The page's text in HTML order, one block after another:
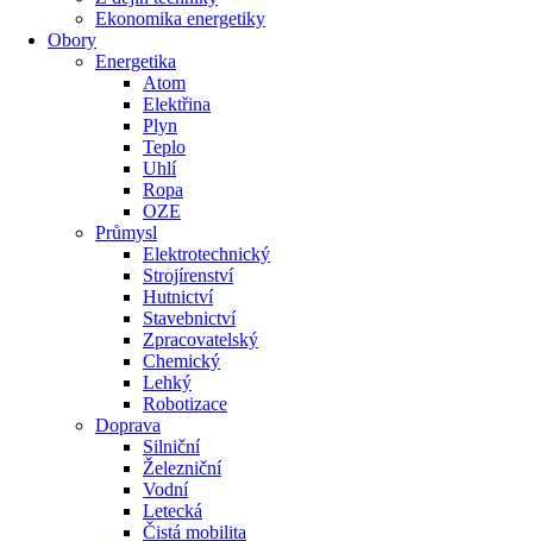
Ekonomika energetiky
Obory
Energetika
Atom
Elektřina
Plyn
Teplo
Uhlí
Ropa
OZE
Průmysl
Elektrotechnický
Strojírenství
Hutnictví
Stavebnictví
Zpracovatelský
Chemický
Lehký
Robotizace
Doprava
Silniční
Železniční
Vodní
Letecká
Čistá mobilita